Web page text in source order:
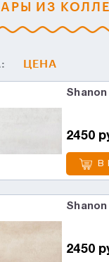
ИЗ
ЦЕНА
Shanon
2450
В
Shanon
2450